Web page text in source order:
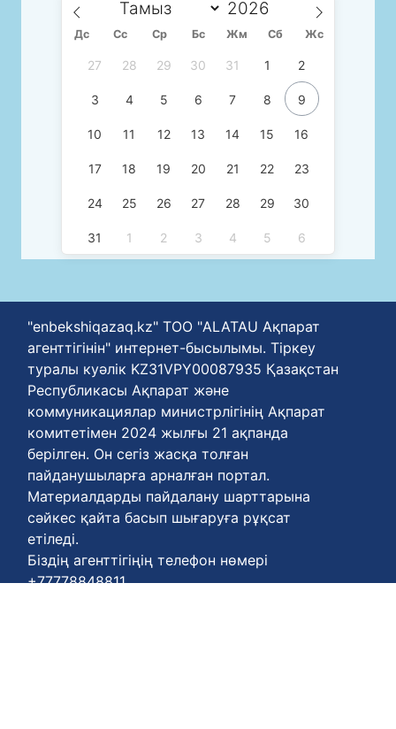
Дс Сc Ср Бс Жм Сб Жс
27 28 29 30 31 1 2
3 4 5 6 7 8 9
10 11 12 13 14 15 16
17 18 19 20 21 22 23
24 25 26 27 28 29 30
31 1 2 3 4 5 6
"enbekshiqazaq.kz" ТОО "ALATAU Ақпарат
агенттігінін" интернет-бысылымы. Тіркеу
туралы куәлік KZ31VPY00087935 Қазақстан
Республикасы Ақпарат және
коммуникациялар министрлігінің Ақпарат
комитетімен 2024 жылғы 21 ақпанда
берілген. Он сегіз жасқа толған
пайданушыларға арналған портал.
Материалдарды пайдалану шарттарына
сәйкес қайта басып шығаруға рұқсат
етіледі.
Біздің агенттігіңің телефон нөмері
+77778848811